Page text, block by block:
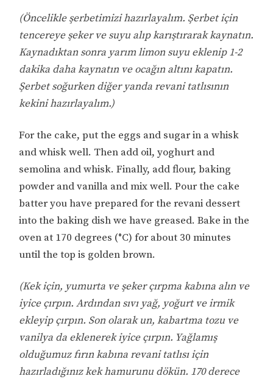
(Öncelikle şerbetimizi hazırlayalım. Şerbet için
tencereye şeker ve suyu alıp karıştırarak kaynatın.
Kaynadıktan sonra yarım limon suyu eklenip 1-2
dakika daha kaynatın ve ocağın altını kapatın.
Şerbet soğurken diğer yanda revani tatlısının
kekini hazırlayalım.)
For the cake, put the eggs and sugar in a whisk
and whisk well. Then add oil, yoghurt and
semolina and whisk. Finally, add flour, baking
powder and vanilla and mix well. Pour the cake
batter you have prepared for the revani dessert
into the baking dish we have greased. Bake in the
oven at 170 degrees (°C) for about 30 minutes
until the top is golden brown.
(Kek için, yumurta ve şeker çırpma kabına alın ve
iyice çırpın. Ardından sıvı yağ, yoğurt ve irmik
ekleyip çırpın. Son olarak un, kabartma tozu ve
vanilya da eklenerek iyice çırpın. Yağlamış
olduğumuz fırın kabına revani tatlısı için
hazırladığınız kek hamurunu dökün. 170 derece